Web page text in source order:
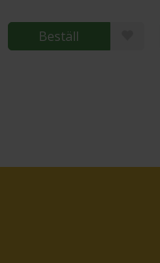
Beställ